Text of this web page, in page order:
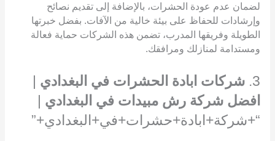
لضمان عدم عودة الحشرات، بالإضافة إلى تقديم نصائح
وإرشادات للحفاظ على بيئة خالية من الآفات. بفضل خبرتها
الطويلة وفريقها المدرب، تضمن هذه الشركات حماية فعالة
ومستدامة لمنازلك ومرافقك.
3. شركات ابادة الحشرات في البغدادي |
افضل شركة رش مبيدات في البغدادي |
“+شركة+ابادة+حشرات+في+البغدادي+”